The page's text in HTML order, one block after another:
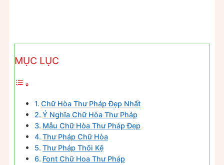
MỤC LỤC
Chữ Hòa Thư Pháp Đẹp Nhất
Ý Nghĩa Chữ Hòa Thư Pháp
Mẫu Chữ Hòa Thư Pháp Đẹp
Thư Pháp Chữ Hòa
Thư Pháp Thôi Kệ
Font Chữ Hoa Thư Pháp